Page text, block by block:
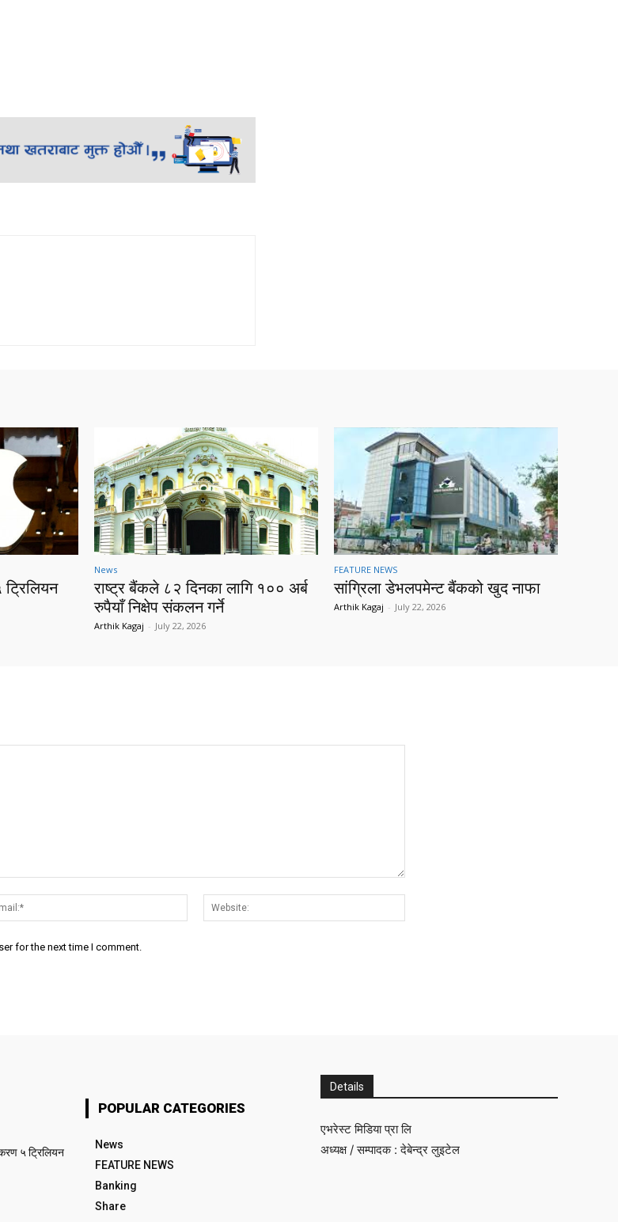
News
राष्ट्र बैंकले ८२ दिनका लागि १०० अर्ब
रुपैयाँ निक्षेप संकलन गर्ने
Arthik Kagaj - July 22, 2026
FEATURE NEWS
सांग्रिला डेभलपमेन्ट बैंकको खुद नाफा
Arthik Kagaj - July 22, 2026
Email:*
for the next time I comment.
५ ट्रिलियन
POPULAR CATEGORIES
News
FEATURE NEWS
Banking
Share
Details
एभरेस्ट मिडिया प्रा लि
अध्यक्ष / सम्पादक : देबेन्द्र लुइटेल